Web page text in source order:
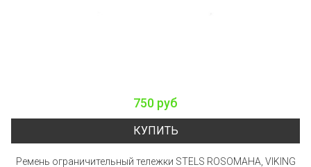
750 руб
КУПИТЬ
Ремень ограничительный тележки STELS ROSOMAHA, VIKING